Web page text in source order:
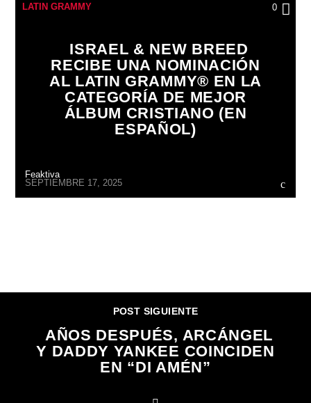
LATIN GRAMMY 0
ISRAEL & NEW BREED
RECIBE UNA NOMINACIÓN
AL LATIN GRAMMY® EN LA
CATEGORÍA DE MEJOR
ÁLBUM CRISTIANO (EN
ESPAÑOL)
Feaktiva
SEPTIEMBRE 17, 2025
POST SIGUIENTE
AÑOS DESPUÉS, ARCÁNGEL
Y DADDY YANKEE COINCIDEN
EN “DI AMÉN”